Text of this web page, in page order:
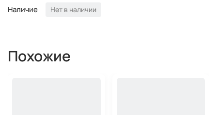
Наличие Нет в наличии
Похожие